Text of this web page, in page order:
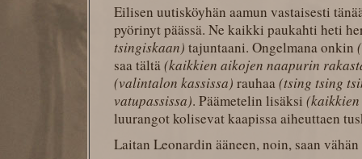
Eilisen uutisköyhän aamun vastaisesti
pyörinyt päässä. Ne kaikki paukahti heti
tsingiskaan) tajuntaani. Ongelmana onkin
saa tältä (kaikkien aikojen naapurin
(valintalon kassissa) rauhaa (tsing tsing
vatupassissa). Päämetelin lisäksi
luurangot kolisevat kaapissa aiheuttaen
Laitan Leonardin ääneen, noin, saan